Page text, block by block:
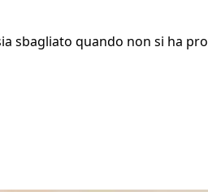
sbagliato quando non si ha